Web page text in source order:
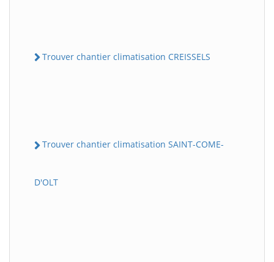
Trouver chantier climatisation CREISSELS
Trouver chantier climatisation SAINT-COME-
D'OLT